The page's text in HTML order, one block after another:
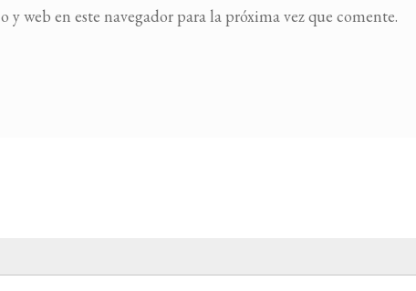
web en este navegador para la próxima vez que comente.